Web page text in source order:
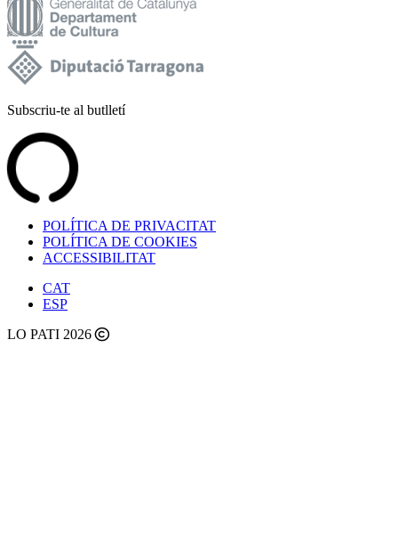
Subscriu-te al butlletí
POLÍTICA DE PRIVACITAT
POLÍTICA DE COOKIES
ACCESSIBILITAT
CAT
ESP
LO PATI 2026